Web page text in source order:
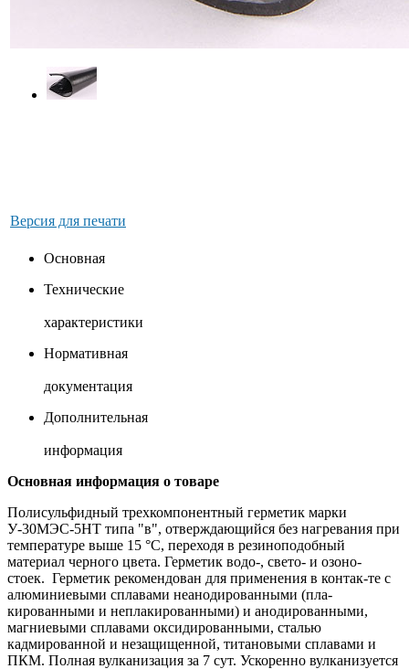
Версия для печати
Основная
Технические
характеристики
Нормативная
документация
Дополнительная
информация
Основная информация о товаре
Полисульфидный трехкомпонентный герметик марки
У-30МЭС-5НТ типа "в", отверждающийся без нагревания при
температуре выше 15 °С, переходя в резиноподобный
материал черного цвета. Герметик водо-, свето- и озоно-
стоек. Герметик рекомендован для применения в контак-те с
алюминиевыми сплавами неанодированными (пла-
кированными и неплакированными) и анодированными,
магниевыми сплавами оксидированными, сталью
кадмированной и незащищенной, титановыми сплавами и
ПКМ. Полная вулканизация за 7 сут. Ускоренно вулканизуется